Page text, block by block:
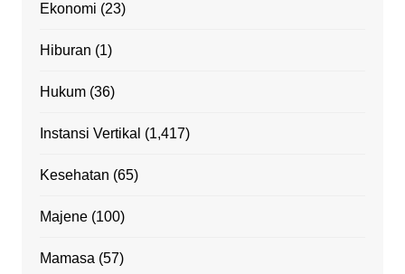
Ekonomi (23)
Hiburan (1)
Hukum(36)
Instansi Vertikal (1,417)
Kesehatan (65)
Majene(100)
Mamasa (57)